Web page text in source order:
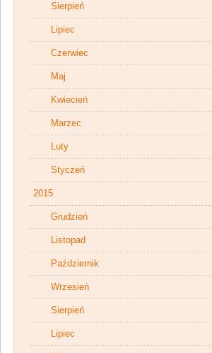
Sierpień
Lipiec
Czerwiec
Maj
Kwiecień
Marzec
Luty
Styczeń
2015
Grudzień
Listopad
Październik
Wrzesień
Sierpień
Lipiec